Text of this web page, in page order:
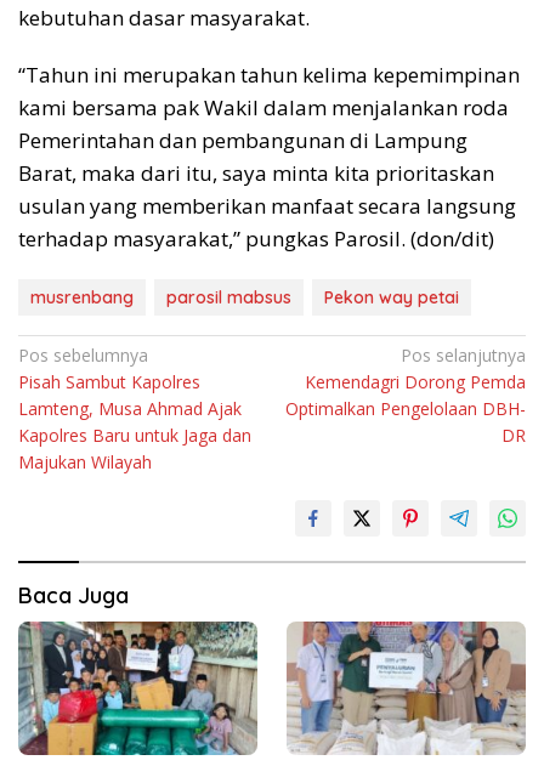
kebutuhan dasar masyarakat.
“Tahun ini merupakan tahun kelima kepemimpinan
kami bersama pak Wakil dalam menjalankan roda
Pemerintahan dan pembangunan di Lampung
Barat, maka dari itu, saya minta kita prioritaskan
usulan yang memberikan manfaat secara langsung
terhadap masyarakat,” pungkas Parosil. (don/dit)
musrenbang parosil mabsus Pekon way petai
Navigasi
pos
Pos sebelumnya
Pisah Sambut Kapolres
Lamteng, Musa Ahmad Ajak
Kapolres Baru untuk Jaga dan
Majukan Wilayah
Pos selanjutnya
Kemendagri Dorong Pemda
Optimalkan Pengelolaan DBH-
DR
Baca Juga